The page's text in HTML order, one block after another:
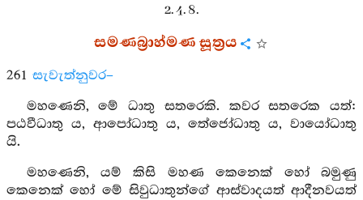
2. 4. 8.
සමණබ්‍රාහ්මණ සූත්‍රය
261 සැවැත්නුවර–
මහණෙනි, මේ ධාතු සතරෙකි. කවර සතරෙක යත්:
පඨවීධාතු ය, ආපෝධාතු ය, තේජෝධාතු ය, වායෝධාතු
යි.
මහණෙනි, යම් කිසි මහණ කෙනෙක් හෝ බමුණු
කෙනෙක් හෝ මේ සිවුධාතුන්ගේ ආස්වාදයත් ආදීනවයත්